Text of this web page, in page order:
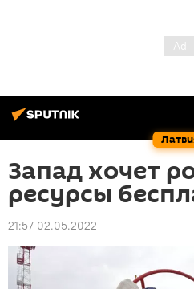
Запад хочет
ресурсы
21:57 02.05.2022